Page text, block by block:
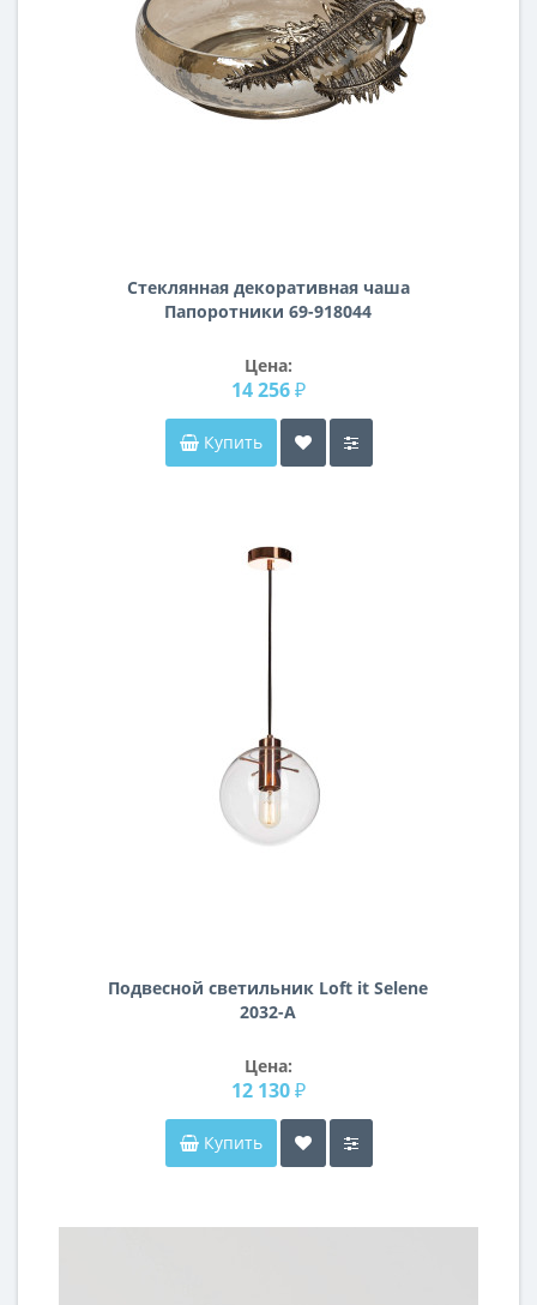
Стеклянная декоративная чаша
Папоротники 69-918044
Цена:
14 256 ₽
Купить
Подвесной светильник Loft it Selene
2032-A
Цена:
12 130 ₽
Купить